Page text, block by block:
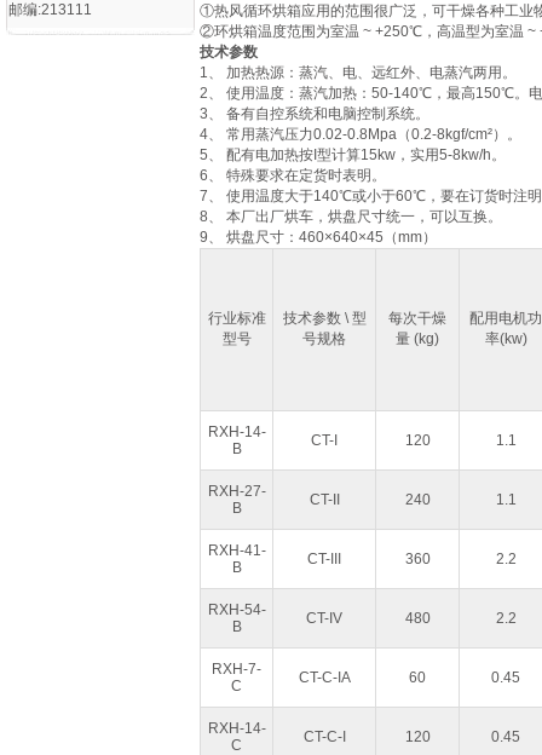
邮编:213111
①热风循环烘箱应用的范围很广泛，可干燥各种工业
②环烘箱温度范围为室温 ~ +250℃，高温型为室温
技术参数
1、 加热热源：蒸汽、电、远红外、电蒸汽两用。
2、 使用温度：蒸汽加热：50-140℃，最高150℃。
3、 备有自控系统和电脑控制系统。
4、 常用蒸汽压力0.02-0.8Mpa（0.2-8kgf/cm²）。
5、 配有电加热按I型计算15kw，实用5-8kw/h。
6、 特殊要求在定货时表明。
7、 使用温度大于140℃或小于60℃，要在订货时注
8、 本厂出厂烘车，烘盘尺寸统一，可以互换。
9、 烘盘尺寸：460×640×45（mm）
行业标准
型号
技术参数 \ 型
号规格
每次干燥
量 (kg)
配用电机功
率(kw)
RXH-14-
B
CT-I 120 1.1
RXH-27-
B
CT-II 240 1.1
RXH-41-
B
CT-III 360 2.2
RXH-54-
B
CT-IV 480 2.2
RXH-7-
C
CT-C-IA 60 0.45
RXH-14-
C
CT-C-I 120 0.45